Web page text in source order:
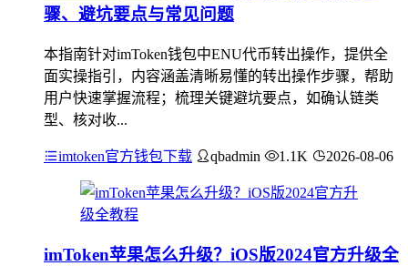
骤、避坑要点与常见问题
本指南针对imToken钱包中ENU代币转出操作，提供全
面实操指引，内容涵盖清晰易懂的转出操作步骤，帮助
用户快速掌握流程；梳理关键避坑要点，如确认链类
型、核对收...
imtoken官方钱包下载 qbadmin 1.1K 2026-08-06
imToken苹果怎么升级？iOS版2024官方升级全